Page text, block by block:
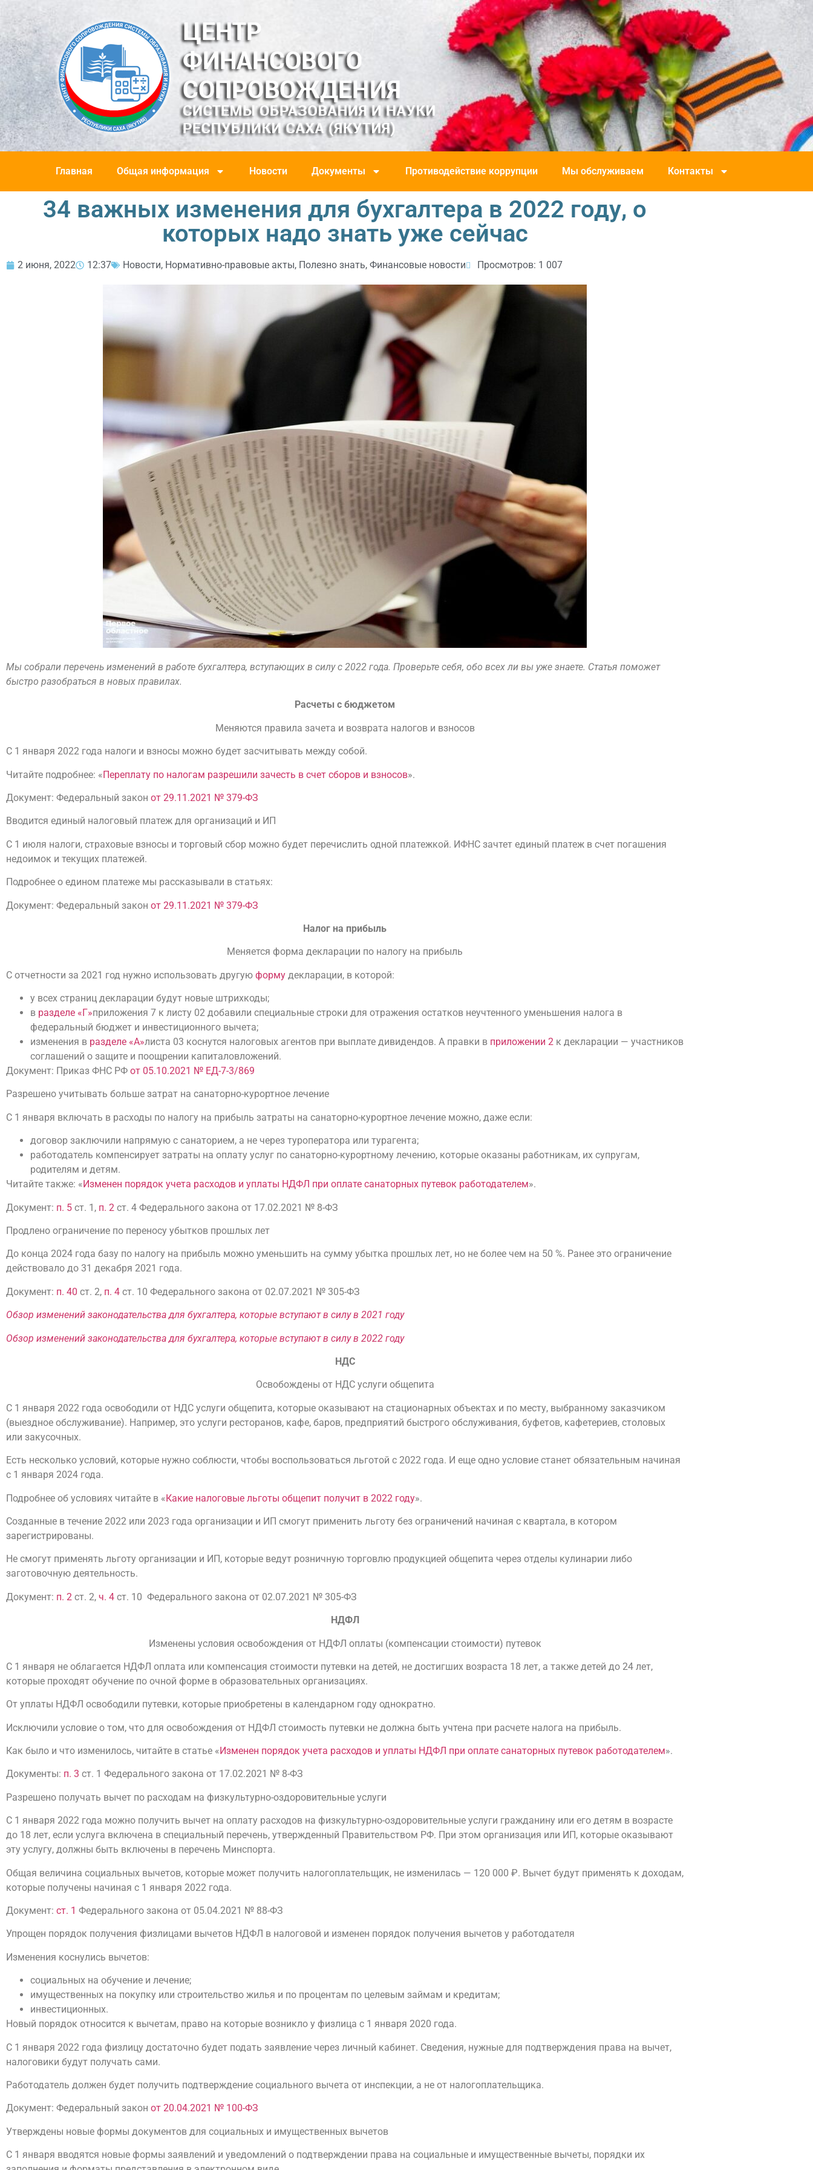
Главная Общая информация Новости Документы Противодействие коррупции Мы обслуживаем Контакты
34 важных изменения для бухгалтера в 2022 году, о
которых надо знать уже сейчас
2 июня, 2022 12:37 Новости, Нормативно-правовые акты, Полезно знать, Финансовые новости Просмотров: 1 007
Мы собрали перечень изменений в работе бухгалтера, вступающих в силу с 2022 года. Проверьте себя, обо всех ли вы уже знаете. Статья поможет
быстро разобраться в новых правилах.
Расчеты с бюджетом
Меняются правила зачета и возврата налогов и взносов
С 1 января 2022 года налоги и взносы можно будет засчитывать между собой.
Читайте подробнее: «Переплату по налогам разрешили зачесть в счет сборов и взносов».
Документ: Федеральный закон от 29.11.2021 № 379-ФЗ
Вводится единый налоговый платеж для организаций и ИП
С 1 июля налоги, страховые взносы и торговый сбор можно будет перечислить одной платежкой. ИФНС зачтет единый платеж в счет погашения
недоимок и текущих платежей.
Подробнее о едином платеже мы рассказывали в статьях:
Документ: Федеральный закон от 29.11.2021 № 379-ФЗ
Налог на прибыль
Меняется форма декларации по налогу на прибыль
С отчетности за 2021 год нужно использовать другую форму декларации, в которой:
у всех страниц декларации будут новые штрихкоды;
в разделе «Г»приложения 7 к листу 02 добавили специальные строки для отражения остатков неучтенного уменьшения налога в
федеральный бюджет и инвестиционного вычета;
изменения в разделе «А»листа 03 коснутся налоговых агентов при выплате дивидендов. А правки в приложении 2 к декларации — участников
соглашений о защите и поощрении капиталовложений.
Документ: Приказ ФНС РФ от 05.10.2021 № ЕД-7-3/869
Разрешено учитывать больше затрат на санаторно-курортное лечение
С 1 января включать в расходы по налогу на прибыль затраты на санаторно-курортное лечение можно, даже если:
договор заключили напрямую с санаторием, а не через туроператора или турагента;
работодатель компенсирует затраты на оплату услуг по санаторно-курортному лечению, которые оказаны работникам, их супругам,
родителям и детям.
Читайте также: « Изменен порядок учета расходов и уплаты НДФЛ при оплате санаторных путевок работодателем».
Документ: п. 5 ст. 1, п. 2 ст. 4 Федерального закона от 17.02.2021 № 8-ФЗ
Продлено ограничение по переносу убытков прошлых лет
До конца 2024 года базу по налогу на прибыль можно уменьшить на сумму убытка прошлых лет, но не более чем на 50 %. Ранее это ограничение
действовало до 31 декабря 2021 года.
Документ: п. 40 ст. 2, п. 4 ст. 10 Федерального закона от 02.07.2021 № 305-ФЗ
Обзор изменений законодательства для бухгалтера, которые вступают в силу в 2021 году
Обзор изменений законодательства для бухгалтера, которые вступают в силу в 2022 году
НДС
Освобождены от НДС услуги общепита
С 1 января 2022 года освободили от НДС услуги общепита, которые оказывают на стационарных объектах и по месту, выбранному заказчиком
(выездное обслуживание). Например, это услуги ресторанов, кафе, баров, предприятий быстрого обслуживания, буфетов, кафетериев, столовых
или закусочных.
Есть несколько условий, которые нужно соблюсти, чтобы воспользоваться льготой с 2022 года. И еще одно условие станет обязательным начиная
с 1 января 2024 года.
Подробнее об условиях читайте в «Какие налоговые льготы общепит получит в 2022 году».
Созданные в течение 2022 или 2023 года организации и ИП смогут применить льготу без ограничений начиная с квартала, в котором
зарегистрированы.
Не смогут применять льготу организации и ИП, которые ведут розничную торговлю продукцией общепита через отделы кулинарии либо
заготовочную деятельность.
Документ: п. 2 ст. 2, ч. 4 ст. 10 Федерального закона от 02.07.2021 № 305-ФЗ
НДФЛ
Изменены условия освобождения от НДФЛ оплаты (компенсации стоимости) путевок
С 1 января не облагается НДФЛ оплата или компенсация стоимости путевки на детей, не достигших возраста 18 лет, а также детей до 24 лет,
которые проходят обучение по очной форме в образовательных организациях.
От уплаты НДФЛ освободили путевки, которые приобретены в календарном году однократно.
Исключили условие о том, что для освобождения от НДФЛ стоимость путевки не должна быть учтена при расчете налога на прибыль.
Как было и что изменилось, читайте в статье «Изменен порядок учета расходов и уплаты НДФЛ при оплате санаторных путевок работодателем».
Документы: п. 3 ст. 1 Федерального закона от 17.02.2021 № 8-ФЗ
Разрешено получать вычет по расходам на физкультурно-оздоровительные услуги
С 1 января 2022 года можно получить вычет на оплату расходов на физкультурно-оздоровительные услуги гражданину или его детям в возрасте
до 18 лет, если услуга включена в специальный перечень, утвержденный Правительством РФ. При этом организация или ИП, которые оказывают
эту услугу, должны быть включены в перечень Минспорта.
Общая величина социальных вычетов, которые может получить налогоплательщик, не изменилась — 120 000 ₽. Вычет будут применять к доходам,
которые получены начиная с 1 января 2022 года.
Документ: ст. 1 Федерального закона от 05.04.2021 № 88-ФЗ
Упрощен порядок получения физлицами вычетов НДФЛ в налоговой и изменен порядок получения вычетов у работодателя
Изменения коснулись вычетов:
социальных на обучение и лечение;
имущественных на покупку или строительство жилья и по процентам по целевым займам и кредитам;
инвестиционных.
Новый порядок относится к вычетам, право на которые возникло у физлица с 1 января 2020 года.
С 1 января 2022 года физлицу достаточно будет подать заявление через личный кабинет. Сведения, нужные для подтверждения права на вычет,
налоговики будут получать сами.
Работодатель должен будет получить подтверждение социального вычета от инспекции, а не от налогоплательщика.
Документ: Федеральный закон от 20.04.2021 № 100-ФЗ
Утверждены новые формы документов для социальных и имущественных вычетов
С 1 января вводятся новые формы заявлений и уведомлений о подтверждении права на социальные и имущественные вычеты, порядки их